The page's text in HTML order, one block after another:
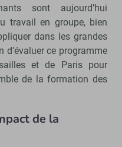
sont aujourd’hui
travail en groupe, bien
dans les grandes
ce programme
et de Paris pour
de la formation des
de la